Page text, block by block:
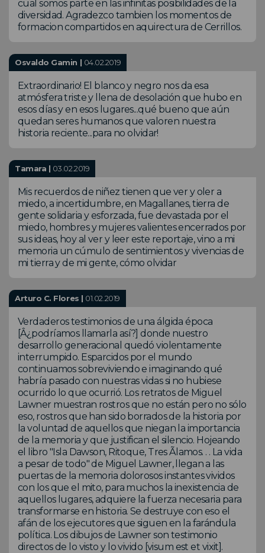
cual somos parte en las infinitas posibilidades de la
diversidad. Agradezco tambien los momentos de
formacion compartidos en aquirectura de Cerrillos.
Osvaldo Gamin | 04.02.2019
Extraordinario! El blanco y negro nos da esa
atmósfera triste y llena de desolación que hubo en
esos días y en esos lugares...qué bueno que aún
quedan seres humanos que valoren nuestra
historia reciente...para no olvidar!
Tamara | 03.02.2019
Mis recuerdos de niñez tienen que ver y oler a
miedo, a incertidumbre, en Magallanes, tierra de
gente solidaria y esforzada, fue devastada por el
miedo, hombres y mujeres valientes encerrados por
sus ideas, hoy al ver y leer este reportaje, vino a mi
memoria un cúmulo de sentimientos y vivencias de
mi tierra y de mi gente, cómo olvidar
Arturo C. Flores | 01.02.2019
Verdaderos testimonios de una álgida época
[Â¿podríamos llamarla así?] donde nuestro
desarrollo generacional quedó violentamente
interrumpido. Esparcidos por el mundo
continuamos sobreviviendo e imaginando qué
habría pasado con nuestras vidas si no hubiese
ocurrido lo que ocurrió. Los retratos de Miguel
Lawner muestran rostros que no están pero no sólo
eso, rostros que han sido borrados de la historia por
la voluntad de aquellos que niegan la importancia
de la memoria y que justifican el silencio. Hojeando
el libro "Isla Dawson, Ritoque, Tres Ãlamos. . . La vida
a pesar de todo" de Miguel Lawner, llegan a las
puertas de la memoria dolorosos instantes vividos
con los que el mito, para muchos la inexistencia de
aquellos lugares, adquiere la fuerza necesaria para
transformarse en historia. Se destruye con eso el
afán de los ejecutores que siguen en la farándula
política. Los dibujos de Lawner son testimonio
directos de lo visto y lo vivido [visum est et vixit].